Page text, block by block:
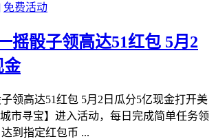
免费活动
摇骰子领高达51红包 5月2
金
领高达51红包 5月2日瓜分5亿现金打开美
市寻宝】进入活动，每日完成简单任务领
到指定红包币 ...